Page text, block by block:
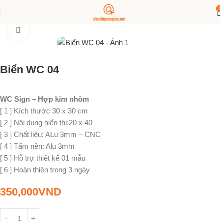
WC - Restroom
Biển WC 04
WC Sign – Hợp kim nhôm
[ 1 ] Kích thước 30 x 30 cm
[ 2 ] Nội dung hiển thị:20 x 40
[ 3 ] Chất liệu: ALu 3mm – CNC
[ 4 ] Tấm nền: Alu 3mm
[ 5 ] Hỗ trợ thiết kế 01 mẫu
[ 6 ] Hoàn thiện trong 3 ngày
350,000VND